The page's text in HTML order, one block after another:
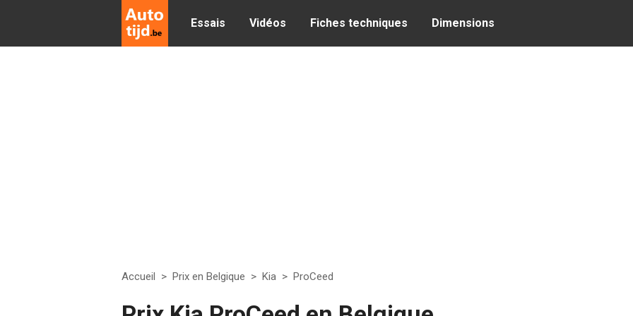
Essais Vidéos Fiches techniques Dimensions
Accueil > Prix en Belgique > Kia > ProCeed